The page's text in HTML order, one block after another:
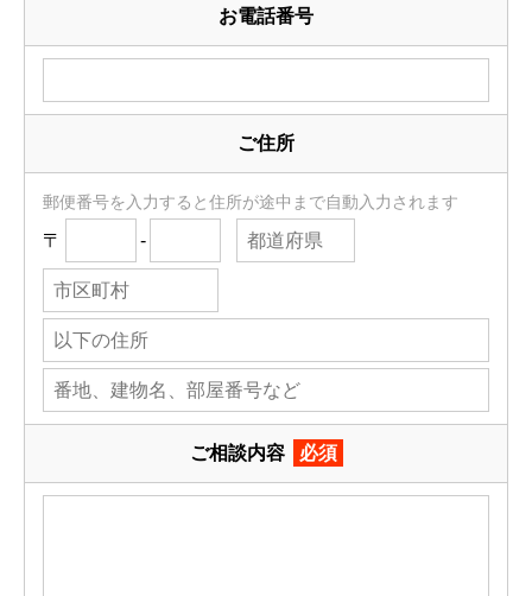
お電話番号
ご住所
郵便番号を入力すると住所が途中まで自動入力されます
〒 -
ご相談内容 必須